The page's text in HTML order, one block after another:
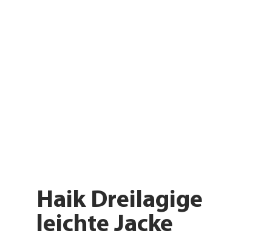
Haik Dreilagige
leichte Jacke